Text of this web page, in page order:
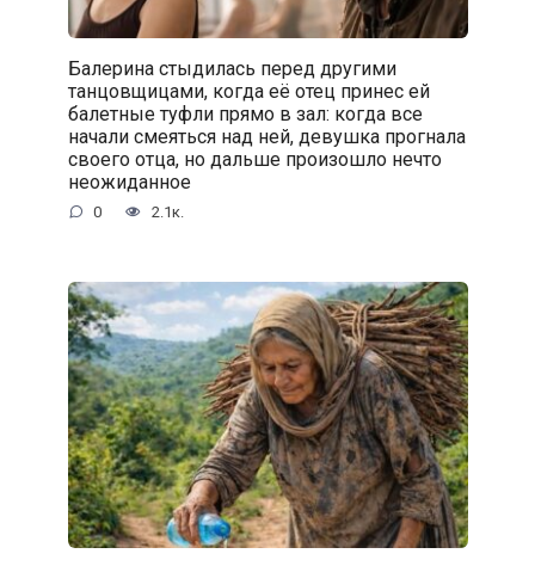
Балерина стыдилась перед другими
танцовщицами, когда её отец принес ей
балетные туфли прямо в зал: когда все
начали смеяться над ней, девушка прогнала
своего отца, но дальше произошло нечто
неожиданное
0 2.1к.